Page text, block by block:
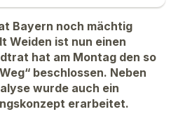
Bayern noch mächtig
Weiden ist nun einen
hat am Montag den so
beschlossen. Neben
wurde auch ein
erarbeitet.